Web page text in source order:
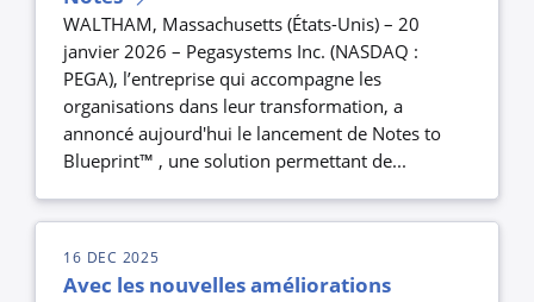
WALTHAM, Massachusetts (États-Unis) – 20
janvier 2026 – Pegasystems Inc. (NASDAQ :
PEGA), l’entreprise qui accompagne les
organisations dans leur transformation, a
annoncé aujourd'hui le lancement de Notes to
Blueprint™ , une solution permettant de...
16 DEC 2025
Avec les nouvelles améliorations